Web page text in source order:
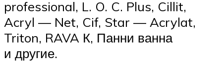
professional, L. O. C. Plus, Cillit,
Acryl — Net, Cif, Star — Acrylat,
Triton, RAVA К, Панни ванна
и другие.